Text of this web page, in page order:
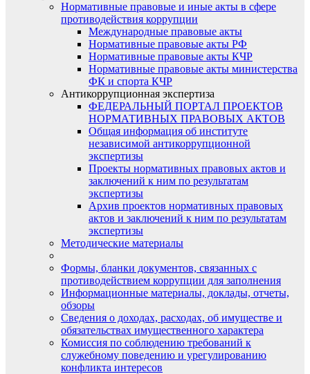
Нормативные правовые и иные акты в сфере
противодействия коррупции
Международные правовые акты
Нормативные правовые акты РФ
Нормативные правовые акты КЧР
Нормативные правовые акты министерства
ФК и спорта КЧР
Антикоррупционная экспертиза
ФЕДЕРАЛЬНЫЙ ПОРТАЛ ПРОЕКТОВ
НОРМАТИВНЫХ ПРАВОВЫХ АКТОВ
Общая информация об институте
независимой антикоррупционной
экспертизы
Проекты нормативных правовых актов и
заключений к ним по результатам
экспертизы
Архив проектов нормативных правовых
актов и заключений к ним по результатам
экспертизы
Методические материалы
Формы, бланки документов, связанных с
противодействием коррупции для заполнения
Информационные материалы, доклады, отчеты,
обзоры
Сведения о доходах, расходах, об имуществе и
обязательствах имущественного характера
Комиссия по соблюдению требований к
служебному поведению и урегулированию
конфликта интересов